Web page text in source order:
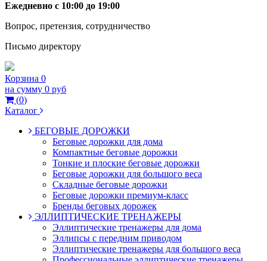
Ежедневно с 10:00 до 19:00
Вопрос, претензия, сотрудничество
Письмо директору
Корзина 0
на сумму 0 руб
(0)
Каталог
БЕГОВЫЕ ДОРОЖКИ
Беговые дорожки для дома
Компактные беговые дорожки
Тонкие и плоские беговые дорожки
Беговые дорожки для большого веса
Складные беговые дорожки
Беговые дорожки премиум-класс
Бренды беговых дорожек
ЭЛЛИПТИЧЕСКИЕ ТРЕНАЖЕРЫ
Эллиптические тренажеры для дома
Эллипсы с передним приводом
Эллиптические тренажеры для большого веса